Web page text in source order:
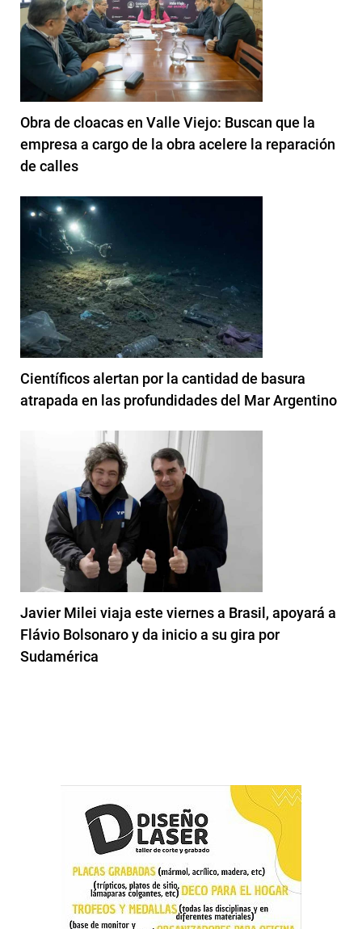
Obra de cloacas en Valle Viejo: Buscan que la
empresa a cargo de la obra acelere la reparación
de calles
Científicos alertan por la cantidad de basura
atrapada en las profundidades del Mar Argentino
Javier Milei viaja este viernes a Brasil, apoyará a
Flávio Bolsonaro y da inicio a su gira por
Sudamérica